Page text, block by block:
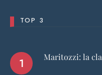
TOP 3
Maritozzi: la